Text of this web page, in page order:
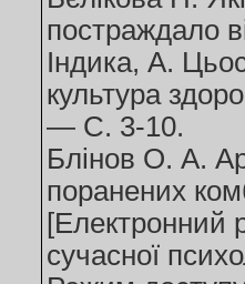
постраждало
Індика, А.
культура
— С. 3-10.
Блінов О. А.
поранених
[Електронний
сучасної